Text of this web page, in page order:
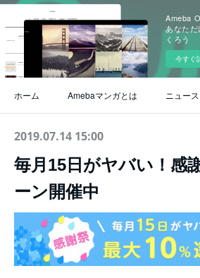
Ameba
あなた
くろう
今すぐ
ホーム Amebaマンガとは ニュース
Instagram 公式ブログ
お問い合わせ
2019.07.14 15:00
毎月15日がヤバい！感
ーン開催中